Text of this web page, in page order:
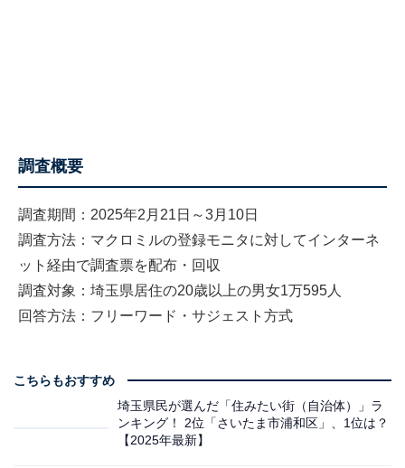
調査概要
調査期間：2025年2月21日～3月10日
調査方法：マクロミルの登録モニタに対してインターネ
ット経由で調査票を配布・回収
調査対象：埼玉県居住の20歳以上の男女1万595人
回答方法：フリーワード・サジェスト方式
こちらもおすすめ
埼玉県民が選んだ「住みたい街（自治体）」ラ
ンキング！ 2位「さいたま市浦和区」、1位は？
【2025年最新】